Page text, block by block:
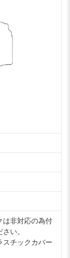
は非対応の為付
い。
スチックカバー